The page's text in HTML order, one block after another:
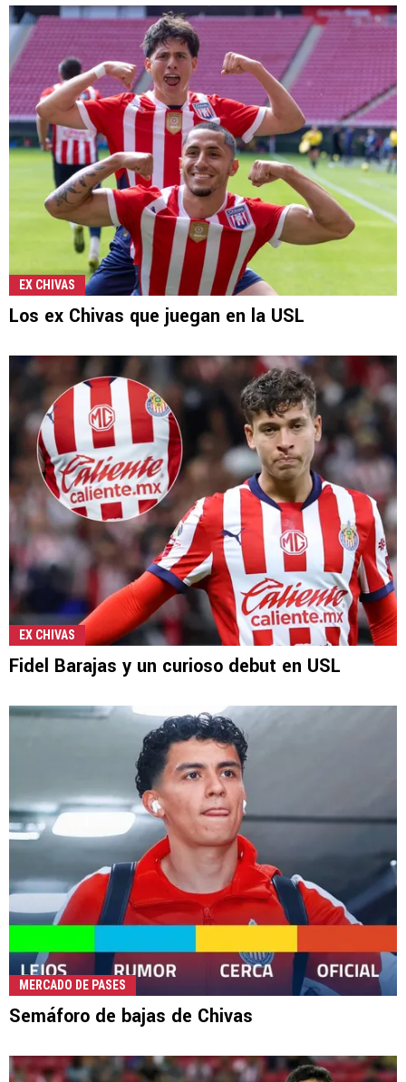
EX CHIVAS
Los ex Chivas que juegan en la USL
EX CHIVAS
Fidel Barajas y un curioso debut en USL
MERCADO DE PASES
Semáforo de bajas de Chivas